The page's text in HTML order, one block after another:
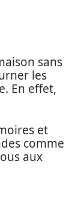
sans
les
En effet,
et
comme
aux